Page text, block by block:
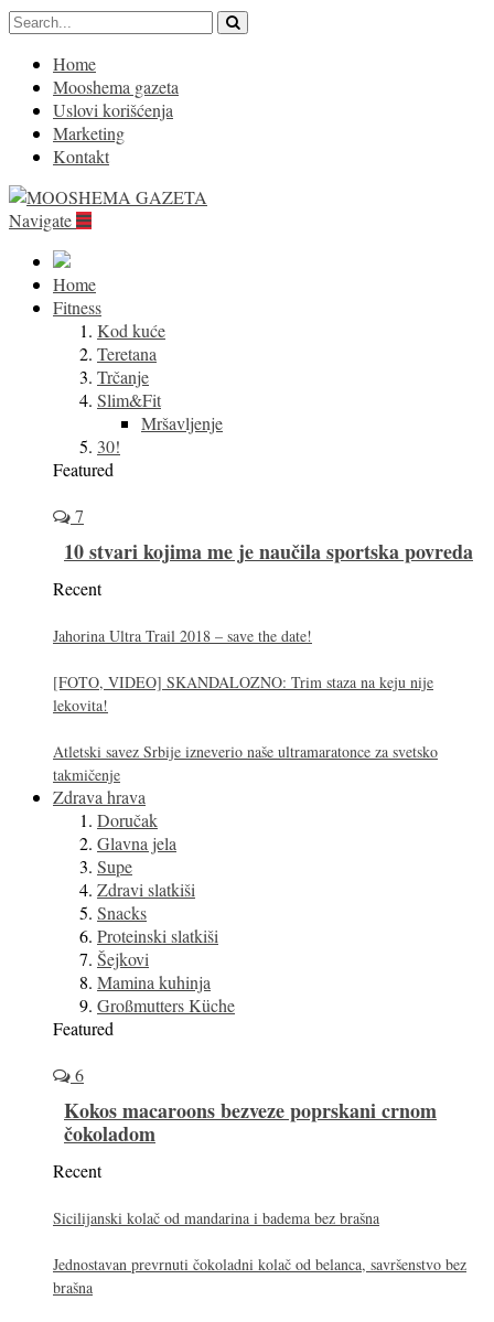
Home
Mooshema gazeta
Uslovi korišćenja
Marketing
Kontakt
Navigate
Home
Fitness
Kod kuće
Teretana
Trčanje
Slim&Fit
Mršavljenje
30!
Featured
7
10 stvari kojima me je naučila sportska povreda
Recent
Jahorina Ultra Trail 2018 – save the date!
[FOTO, VIDEO] SKANDALOZNO: Trim staza na keju nije
lekovita!
Atletski savez Srbije izneverio naše ultramaratonce za svetsko
takmičenje
Zdrava hrava
Doručak
Glavna jela
Supe
Zdravi slatkiši
Snacks
Proteinski slatkiši
Šejkovi
Mamina kuhinja
Großmutters Küche
Featured
6
Kokos macaroons bezveze poprskani crnom
čokoladom
Recent
Sicilijanski kolač od mandarina i badema bez brašna
Jednostavan prevrnuti čokoladni kolač od belanca, savršenstvo bez
brašna